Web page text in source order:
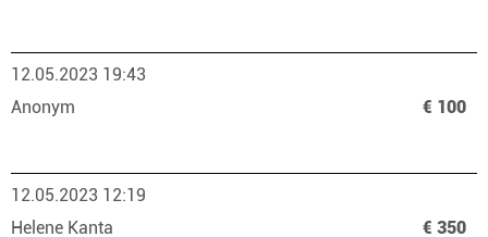
12.05.2023 19:43
Anonym
€ 100
12.05.2023 12:19
Helene Kanta
€ 350